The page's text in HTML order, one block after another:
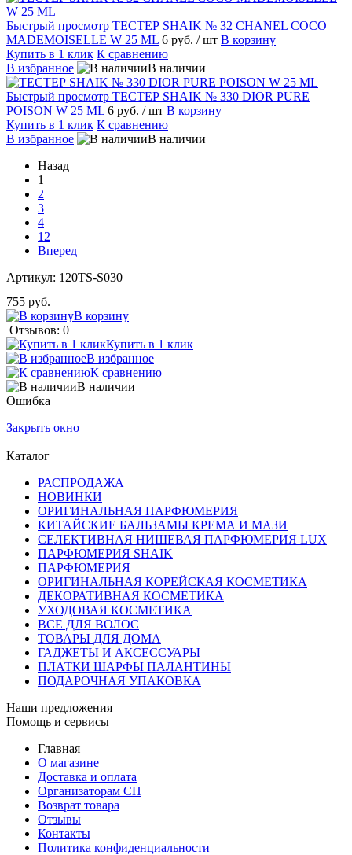
Быстрый просмотр ТЕСТЕР SHAIK № 32 CHANEL COCO
MADEMOISELLE W 25 ML 6 руб. / шт В корзину
Купить в 1 клик К сравнению
В избранное
В наличии
Быстрый просмотр ТЕСТЕР SHAIK № 330 DIOR PURE
POISON W 25 ML 6 руб. / шт В корзину
Купить в 1 клик К сравнению
В избранное
В наличии
Назад
1
2
3
4
12
Вперед
Артикул: 120TS-S030
755 руб.
В корзину
Отзывов: 0
Купить в 1 клик
В избранное
К сравнению
В наличии
Ошибка
Закрыть окно
Каталог
РАСПРОДАЖА
НОВИНКИ
ОРИГИНАЛЬНАЯ ПАРФЮМЕРИЯ
КИТАЙСКИЕ БАЛЬЗАМЫ КРЕМА И МАЗИ
СЕЛЕКТИВНАЯ НИШЕВАЯ ПАРФЮМЕРИЯ LUX
ПАРФЮМЕРИЯ SHAIK
ПАРФЮМЕРИЯ
ОРИГИНАЛЬНАЯ КОРЕЙСКАЯ КОСМЕТИКА
ДЕКОРАТИВНАЯ КОСМЕТИКА
УХОДОВАЯ КОСМЕТИКА
ВСЕ ДЛЯ ВОЛОС
ТОВАРЫ ДЛЯ ДОМА
ГАДЖЕТЫ И АКСЕССУАРЫ
ПЛАТКИ ШАРФЫ ПАЛАНТИНЫ
ПОДАРОЧНАЯ УПАКОВКА
Наши предложения
Помощь и сервисы
Главная
О магазине
Доставка и оплата
Организаторам СП
Возврат товара
Отзывы
Контакты
Политика конфиденциальности